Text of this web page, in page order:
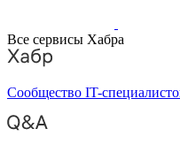
Все сервисы Хабра
Сообщество IT-